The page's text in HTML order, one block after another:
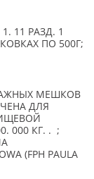
11 РАЗД. 1
ПО 500Г;
МЕШКОВ
ДЛЯ
000 КГ. . ;
(FPH PAULA